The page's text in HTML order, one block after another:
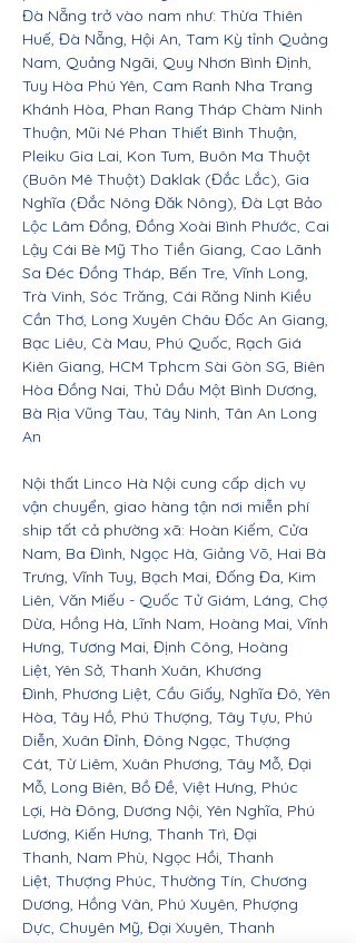
Đà Nẵng trở vào nam như: Thừa Thiên
Huế, Đà Nẵng, Hội An, Tam Kỳ tỉnh Quảng
Nam, Quảng Ngãi, Quy Nhơn Bình Định,
Tuy Hòa Phú Yên, Cam Ranh Nha Trang
Khánh Hòa, Phan Rang Tháp Chàm Ninh
Thuận, Mũi Né Phan Thiết Bình Thuận,
Pleiku Gia Lai, Kon Tum, Buôn Ma Thuột
(Buôn Mê Thuột) Daklak (Đắc Lắc), Gia
Nghĩa (Đắc Nông Đăk Nông), Đà Lạt Bảo
Lộc Lâm Đồng, Đồng Xoài Bình Phước, Cai
Lậy Cái Bè Mỹ Tho Tiền Giang, Cao Lãnh
Sa Đéc Đồng Tháp, Bến Tre, Vĩnh Long,
Trà Vinh, Sóc Trăng, Cái Răng Ninh Kiều
Cần Thơ, Long Xuyên Châu Đốc An Giang,
Bạc Liêu, Cà Mau, Phú Quốc, Rạch Giá
Kiên Giang, HCM Tphcm Sài Gòn SG, Biên
Hòa Đồng Nai, Thủ Dầu Một Bình Dương,
Bà Rịa Vũng Tàu, Tây Ninh, Tân An Long
An
Nội thất Linco Hà Nội cung cấp dịch vụ
vận chuyển, giao hàng tận nơi miễn phí
ship tất cả phường xã: Hoàn Kiếm, Cửa
Nam, Ba Đình, Ngọc Hà, Giảng Võ, Hai Bà
Trưng, Vĩnh Tuy, Bạch Mai, Đống Đa, Kim
Liên, Văn Miếu - Quốc Tử Giám, Láng, Chợ
Dừa, Hồng Hà, Lĩnh Nam, Hoàng Mai, Vĩnh
Hưng, Tương Mai, Định Công, Hoàng
Liệt, Yên Sở, Thanh Xuân, Khương
Đình, Phương Liệt, Cầu Giấy, Nghĩa Đô, Yên
Hòa, Tây Hồ, Phú Thượng, Tây Tựu, Phú
Diễn, Xuân Đỉnh, Đông Ngạc, Thượng
Cát, Từ Liêm, Xuân Phương, Tây Mỗ, Đại
Mỗ, Long Biên, Bồ Đề, Việt Hưng, Phúc
Lợi, Hà Đông, Dương Nội, Yên Nghĩa, Phú
Lương, Kiến Hưng, Thanh Trì, Đại
Thanh, Nam Phù, Ngọc Hồi, Thanh
Liệt, Thượng Phúc, Thường Tín, Chương
Dương, Hồng Vân, Phú Xuyên, Phượng
Dực, Chuyên Mỹ, Đại Xuyên, Thanh